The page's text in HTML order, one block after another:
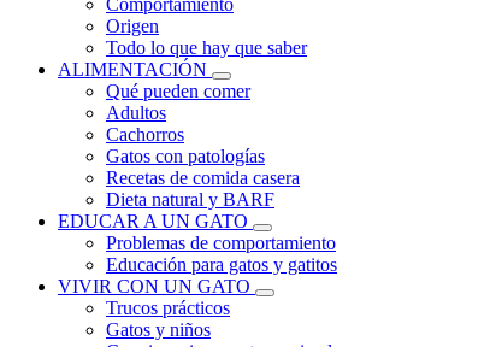
Comportamiento
Origen
Todo lo que hay que saber
ALIMENTACIÓN
Qué pueden comer
Adultos
Cachorros
Gatos con patologías
Recetas de comida casera
Dieta natural y BARF
EDUCAR A UN GATO
Problemas de comportamiento
Educación para gatos y gatitos
VIVIR CON UN GATO
Trucos prácticos
Gatos y niños